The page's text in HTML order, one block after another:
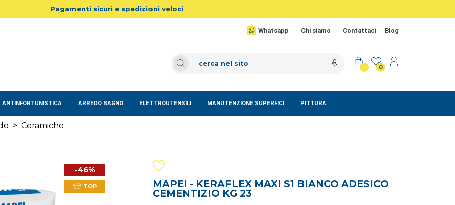
Pagamenti sicuri e spedizioni veloci
Whatsapp Chi siamo Contattaci Blog
0
ANTINFORTUNISTICA ARREDO BAGNO ELETTROUTENSILI MANUTENZIONE SUPERFICI PITTURA
> Ceramiche
-46%
TOP MAPEI - KERAFLEX MAXI S1 BIANCO ADESICO
CEMENTIZIO KG 23